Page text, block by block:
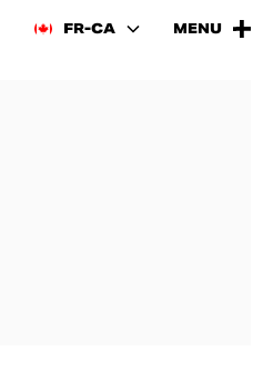
FR-CA MENU